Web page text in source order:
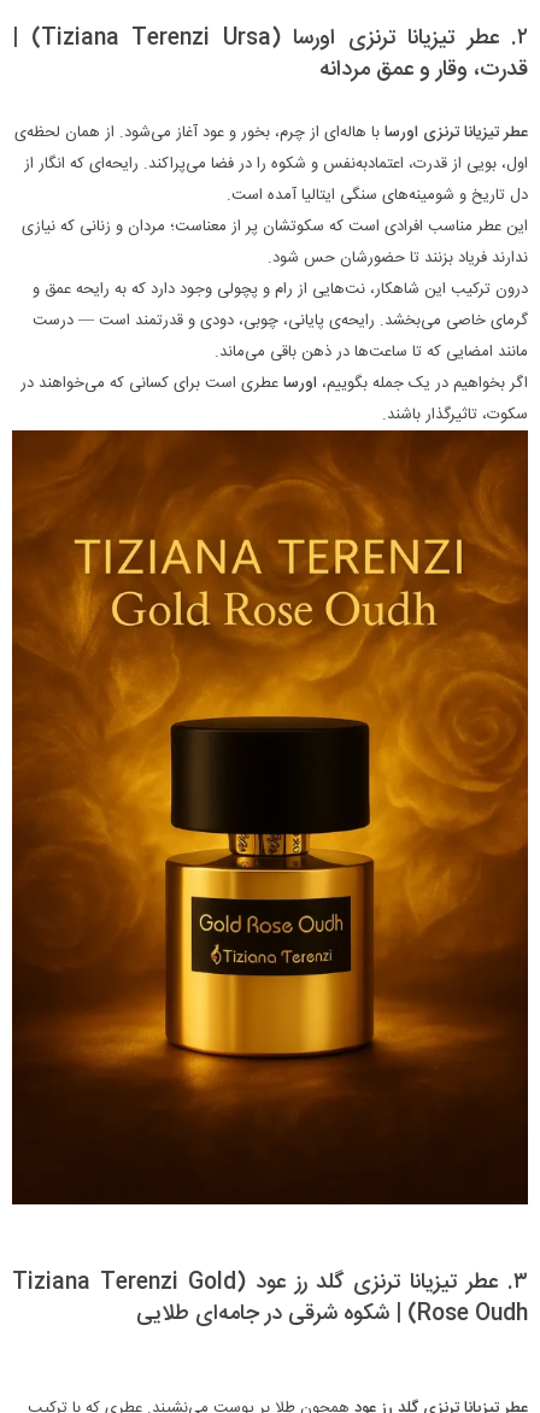
۲. عطر تیزیانا ترنزی اورسا (Tiziana Terenzi Ursa) |
قدرت، وقار و عمق مردانه
عطر تیزیانا ترنزی اورسابا هاله‌ای از چرم، بخور و عود آغاز می‌شود. از همان لحظه‌ی
اول، بویی از قدرت، اعتمادبه‌نفس و شکوه را در فضا می‌پراکند. رایحه‌ای که انگار از
دل تاریخ و شومینه‌های سنگی ایتالیا آمده است.
این عطر مناسب افرادی است که سکوتشان پر از معناست؛ مردان و زنانی که نیازی
ندارند فریاد بزنند تا حضورشان حس شود.
درون ترکیب این شاهکار، نت‌هایی از رام و پچولی وجود دارد که به رایحه عمق و
گرمای خاصی می‌بخشد. رایحه‌ی پایانی، چوبی، دودی و قدرتمند است — درست
مانند امضایی که تا ساعت‌ها در ذهن باقی می‌ماند.
اگر بخواهیم در یک جمله بگوییم، اورساعطری است برای کسانی که می‌خواهند در
سکوت، تاثیرگذار باشند.
۳. عطر تیزیانا ترنزی گلد رز عود (Tiziana Terenzi Gold
Rose Oudh) | شکوه شرقی در جامه‌ای طلایی